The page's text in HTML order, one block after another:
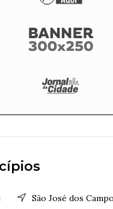
São José dos